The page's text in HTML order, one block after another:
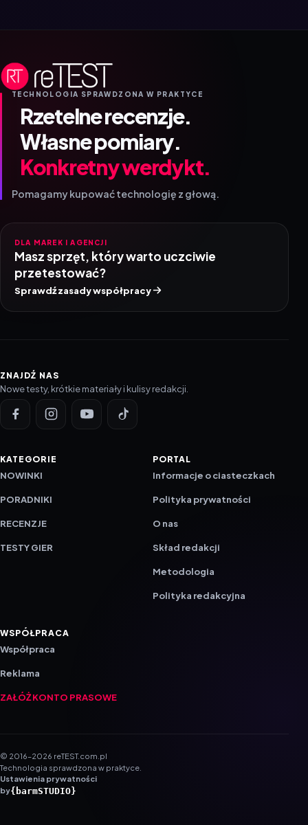
TECHNOLOGIA SPRAWDZONA W PRAKTYCE
Rzetelne recenzje.
Własne pomiary.
Konkretny werdykt.
Pomagamy kupować technologię z głową.
DLA MAREK I AGENCJI
Masz sprzęt, który warto uczciwie
przetestować?
Sprawdź zasady współpracy
ZNAJDŹ NAS
Nowe testy, krótkie materiały i kulisy redakcji.
KATEGORIE
NOWINKI
PORADNIKI
RECENZJE
TESTY GIER
PORTAL
Informacje o ciasteczkach
Polityka prywatności
O nas
Skład redakcji
Metodologia
Polityka redakcyjna
WSPÓŁPRACA
Współpraca
Reklama
ZAŁÓŻ KONTO PRASOWE
© 2016–2026 reTEST.com.pl
Technologia sprawdzona w praktyce.
Ustawienia prywatności
by{barmSTUDIO}